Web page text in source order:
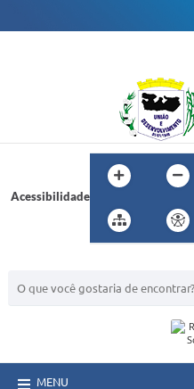
Acessibilidade
MENU